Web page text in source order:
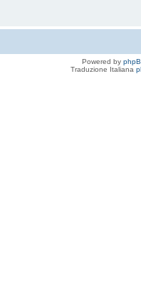
Powered by
Traduzione Italiana